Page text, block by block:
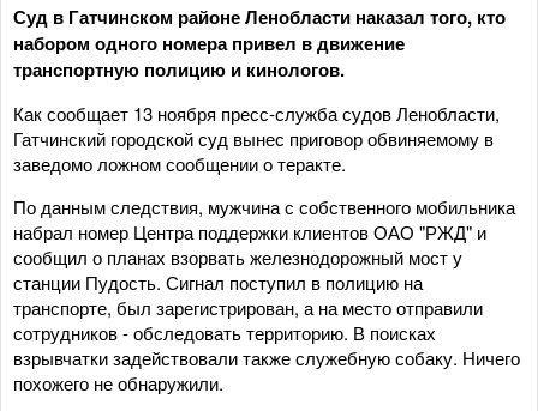
Суд в Гатчинском районе Ленобласти наказал того, кто
набором одного номера привел в движение
транспортную полицию и кинологов.
Как сообщает 13 ноября пресс-служба судов Ленобласти,
Гатчинский городской суд вынес приговор обвиняемому в
заведомо ложном сообщении о теракте.
По данным следствия, мужчина с собственного мобильника
набрал номер Центра поддержки клиентов ОАО "РЖД" и
сообщил о планах взорвать железнодорожный мост у
станции Пудость. Сигнал поступил в полицию на
транспорте, был зарегистрирован, а на место отправили
сотрудников - обследовать территорию. В поисках
взрывчатки задействовали также служебную собаку. Ничего
похожего не обнаружили.